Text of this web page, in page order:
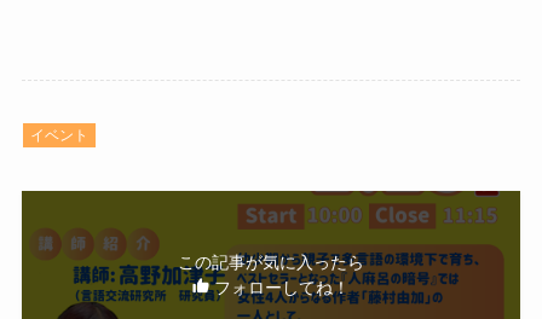
イベント
この記事が気に入ったら
フォローしてね！